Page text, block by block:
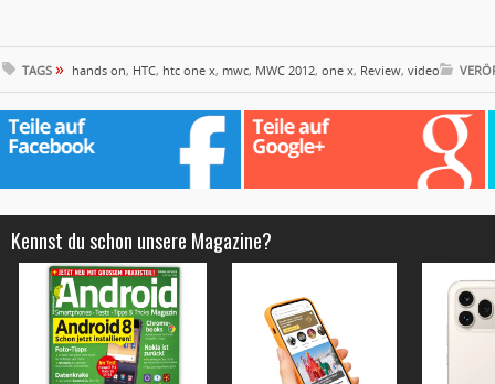
TAGS » hands on, HTC, htc one x, mwc, MWC 2012, one x, Review, video
Kennst du schon unsere Magazine?